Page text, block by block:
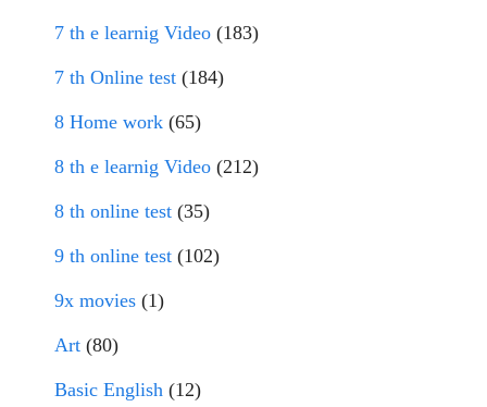
7 th e learnig Video (183)
7 th Online test (184)
8 Home work (65)
8 th e learnig Video (212)
8 th online test (35)
9 th online test (102)
9x movies (1)
Art (80)
Basic English (12)